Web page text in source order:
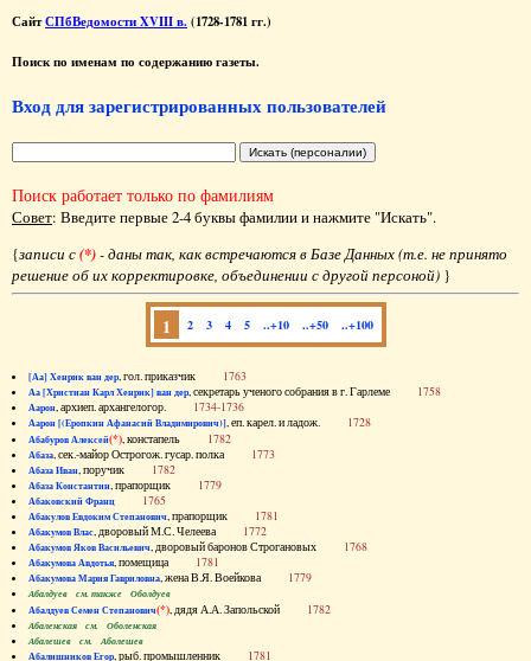
СайтСПбВедомости XVIII в. (1728-1781 гг.)
Поиск по именам по содержанию газеты.
Вход для зарегистрированных пользователей
Поиск работает только по фамилиям
Совет: Введите первые 2-4 буквы фамилии и нажмите "Искать".
{записи с(*)- даны так, как встречаются в Базе Данных (т.е. не принято
решение об их корректировке, объединении с другой персоной) }
1 2 3 4 5 ..+10 ..+50 ..+100
[Аа] Хенрик ван дер, гол. приказчик 1763
Аа [Христиан Карл Хенрик] ван дер, секретарь ученого собрания в г. Гарлеме 1758
Аарон, архиеп. архангелогор. 1734-1736
Аарон [(Еропкин Афанасий Владимирович)], еп. карел. и ладож. 1728
Абабуров Алексей(*), констапель 1782
Абаза, сек.-майор Острогож. гусар. полка 1773
Абаза Иван, поручик 1782
Абаза Константин, прапорщик 1779
Абаковский Франц 1765
Абакулов Евдоким Степанович, прапорщик 1781
Абакумов Влас, дворовый М.С. Челеева 1772
Абакумов Яков Васильевич, дворовый баронов Строгановых 1768
Абакумова Авдотья, помещица 1781
Абакумова Мария Гавриловна, жена В.Я. Воейкова 1779
Абалдуев см. также Оболдуев
Абалдуев Семен Степанович(*), дядя А.А. Запольской 1782
Абаленская см. Оболенская
Абалешев см. Аболешев
Абалишников Егор, рыб. промышленник 1781